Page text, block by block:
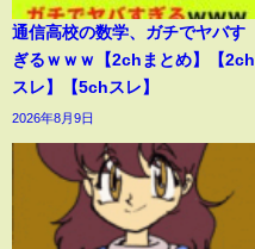
通信高校の数学、ガチでヤバす
ぎるｗｗｗ【2chまとめ】【2ch
スレ】【5chスレ】
2026年8月9日